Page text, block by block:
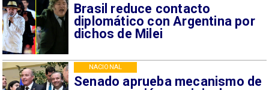
Brasil reduce contacto
diplomático con Argentina por
dichos de Milei
Senado aprueba mecanismo de
NACIONAL